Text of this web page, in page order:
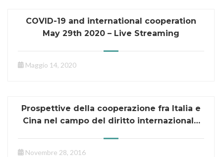
COVID-19 and international cooperation
May 29th 2020 – Live Streaming
Maggio 14, 2020
Prospettive della cooperazione fra Italia e
Cina nel campo del diritto internazionale
Novembre 28, 2016